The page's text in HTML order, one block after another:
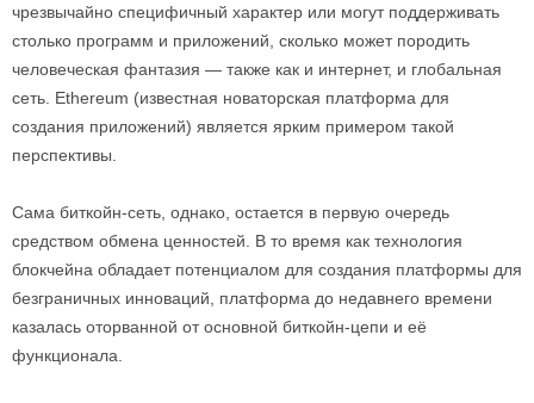
чрезвычайно специфичный характер или могут поддерживать
столько программ и приложений, сколько может породить
человеческая фантазия — также как и интернет, и глобальная
сеть. Ethereum (известная новаторская платформа для
создания приложений) является ярким примером такой
перспективы.
Сама биткойн-сеть, однако, остается в первую очередь
средством обмена ценностей. В то время как технология
блокчейна обладает потенциалом для создания платформы для
безграничных инноваций, платформа до недавнего времени
казалась оторванной от основной биткойн-цепи и её
функционала.